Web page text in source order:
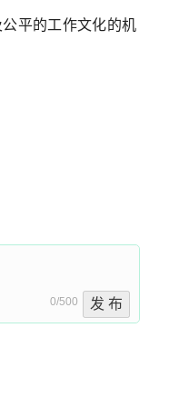
平的工作文化的机
0/500 发 布